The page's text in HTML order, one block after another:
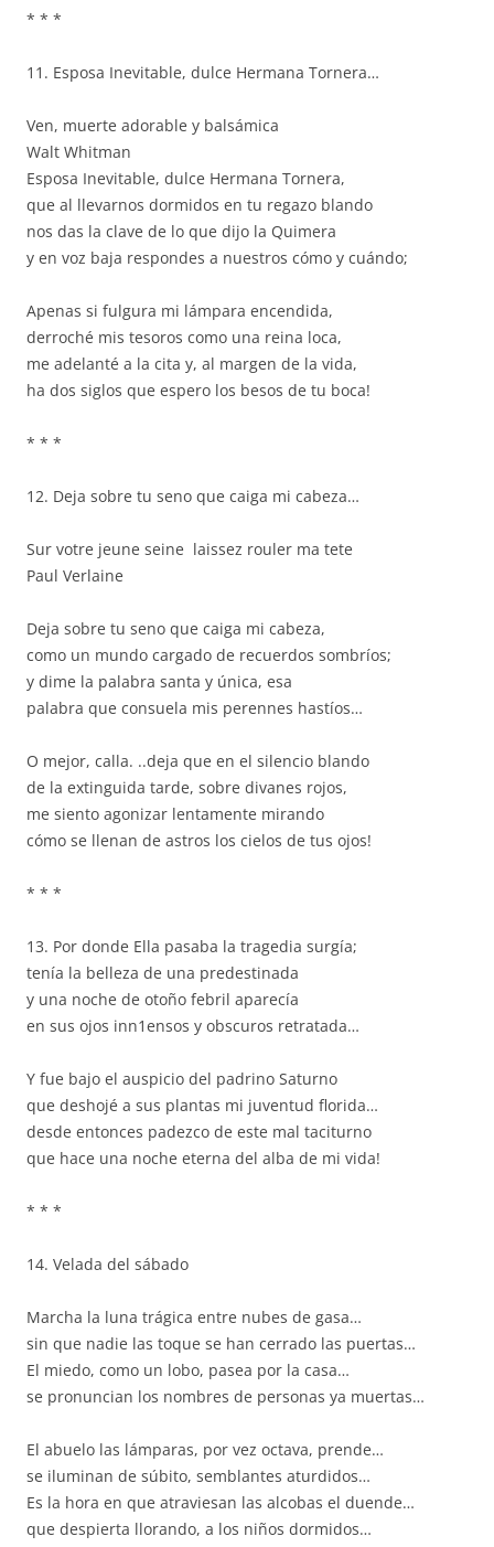
* * *
11. Esposa Inevitable, dulce Hermana Tornera…
Ven, muerte adorable y balsámica
Walt Whitman
Esposa Inevitable, dulce Hermana Tornera,
que al llevarnos dormidos en tu regazo blando
nos das la clave de lo que dijo la Quimera
y en voz baja respondes a nuestros cómo y cuándo;
Apenas si fulgura mi lámpara encendida,
derroché mis tesoros como una reina loca,
me adelanté a la cita y, al margen de la vida,
ha dos siglos que espero los besos de tu boca!
* * *
12. Deja sobre tu seno que caiga mi cabeza…
Sur votre jeune seine laissez rouler ma tete
Paul Verlaine
Deja sobre tu seno que caiga mi cabeza,
como un mundo cargado de recuerdos sombríos;
y dime la palabra santa y única, esa
palabra que consuela mis perennes hastíos…
O mejor, calla. ..deja que en el silencio blando
de la extinguida tarde, sobre divanes rojos,
me siento agonizar lentamente mirando
cómo se llenan de astros los cielos de tus ojos!
* * *
13. Por donde Ella pasaba la tragedia surgía;
tenía la belleza de una predestinada
y una noche de otoño febril aparecía
en sus ojos inn1ensos y obscuros retratada…
Y fue bajo el auspicio del padrino Saturno
que deshojé a sus plantas mi juventud florida…
desde entonces padezco de este mal taciturno
que hace una noche eterna del alba de mi vida!
* * *
14. Velada del sábado
Marcha la luna trágica entre nubes de gasa…
sin que nadie las toque se han cerrado las puertas…
El miedo, como un lobo, pasea por la casa…
se pronuncian los nombres de personas ya muertas…
El abuelo las lámparas, por vez octava, prende…
se iluminan de súbito, semblantes aturdidos…
Es la hora en que atraviesan las alcobas el duende…
que despierta llorando, a los niños dormidos…